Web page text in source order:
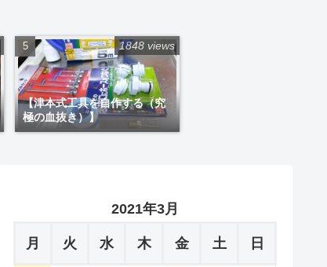
【津本式工具を自作する（究
極の血抜き）】
1848 views
2021年3月
月 火 水 木 金 土 日